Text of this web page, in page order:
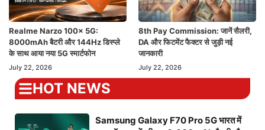
Realme Narzo 100x 5G:
8000mAh बैटरी और 144Hz डिस्प्ले
के साथ आया नया 5G स्मार्टफोन
July 22, 2026
8th Pay Commission: जानें सैलरी,
DA और फिटमेंट फैक्टर से जुड़ी नई
जानकारी
July 22, 2026
HOT NEWS
Samsung Galaxy F70 Pro 5G भारत में